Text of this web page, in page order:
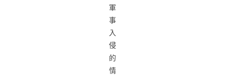
軍
事
入
侵
的
情